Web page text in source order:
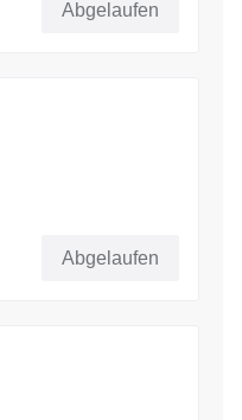
Abgelaufen
Abgelaufen